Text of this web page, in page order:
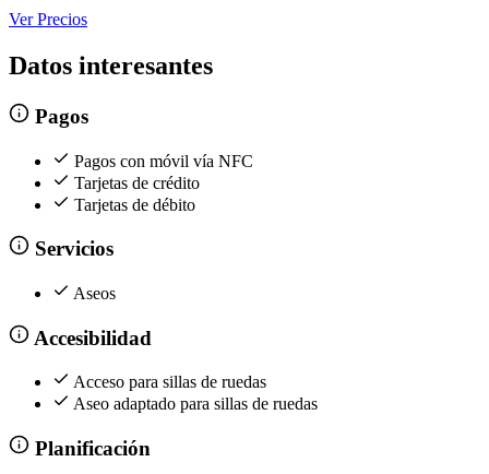
Ver Precios
Datos interesantes
Pagos
Pagos con móvil vía NFC
Tarjetas de crédito
Tarjetas de débito
Servicios
Aseos
Accesibilidad
Acceso para sillas de ruedas
Aseo adaptado para sillas de ruedas
Planificación